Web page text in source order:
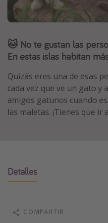
Marruecos
México
Tailandia
Maldivas
Albania
Viajes en tren
🐱 No te gustan las
En estas islas habitan
Quizás eres una de esas
cada vez que ve un gato y
amigos gatunos cuando
las maletas. ¡Tienes que ir
Detalles
COMPARTIR